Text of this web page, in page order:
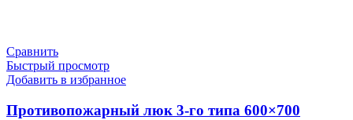
Сравнить
Быстрый просмотр
Добавить в избранное
Противопожарный люк 3-го типа 600×700